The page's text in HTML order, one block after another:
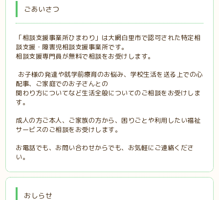
ごあいさつ
「相談支援事業所ひまわり」は大網白里市で認可された特定相
談支援・ 障害児相談支援事業所です。
相談支援専門員が無料で相談をお受けします。
お子様の発達や就学前療育のお悩み、学校生活を送る上での心
配事、ご家庭でのお子さんとの
関わり方についてなど生活全般についてのご相談をお受けしま
す。
成人の方ご本人、ご家族の方から、困りごとや利用したい福祉
サービスのご相談をお受けします。
お電話でも、お問い合わせからでも、お気軽にご連絡くださ
い。
おしらせ